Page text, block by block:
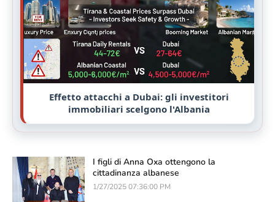
Effetto attacchi a Dubai: gli investitori
immobiliari scelgono l'Albania
I figli di Anna Oxa ottengono la
cittadinanza albanese
1/27/2025 07:36:00 PM